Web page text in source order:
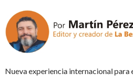
Nueva experiencia internacional para